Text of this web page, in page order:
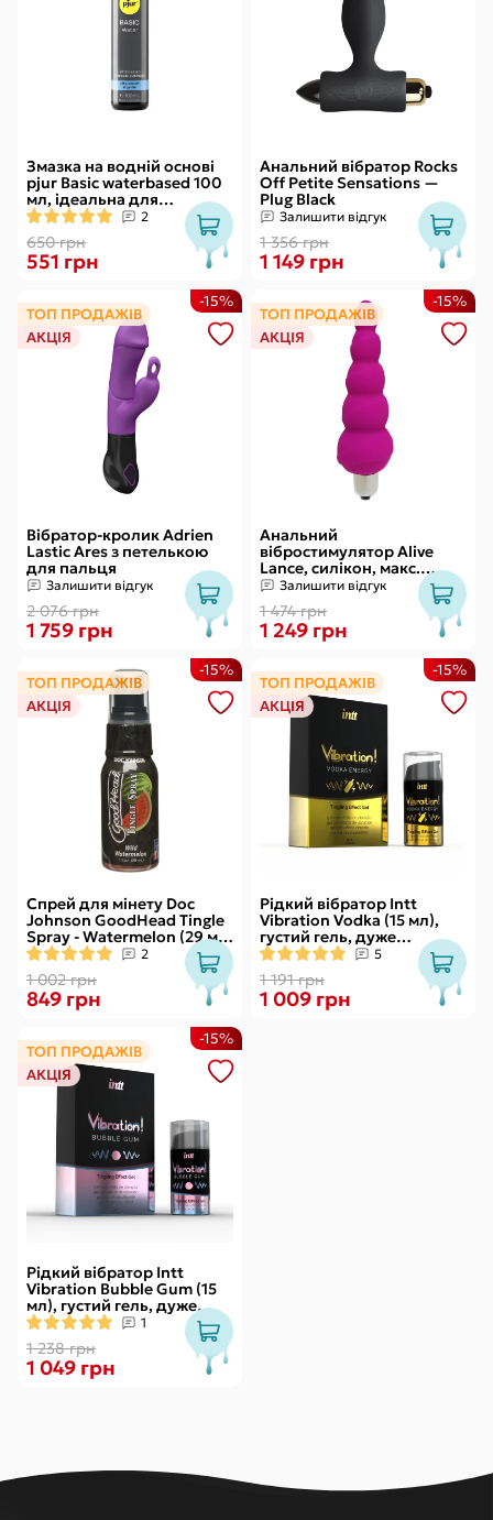
Змазка на водній основі
pjur Basic waterbased 100
мл, ідеальна для
новачків, найкраща ціна/
якість
2
650 грн
551 грн
Анальний вібратор Rocks
Off Petite Sensations —
Plug Black
Залишити відгук
1 356 грн
1 149 грн
ТОП ПРОДАЖІВ
АКЦІЯ
Вібратор-кролик Adrien
Lastic Ares з петелькою
для пальця
Залишити відгук
2 076 грн
-15%
1 759 грн
ТОП ПРОДАЖІВ
АКЦІЯ
Анальний
вібростимулятор Alive
Lance, силікон, макс.
діаметр 2,9 см
(передостання кулька)
Залишити відгук
1 474 грн
-15%
1 249 грн
ТОП ПРОДАЖІВ
АКЦІЯ
Спрей для мінету Doc
Johnson GoodHead Tingle
Spray - Watermelon (29 мл)
зі стимулювальним
ефектом
2
1 002 грн
-15%
849 грн
ТОП ПРОДАЖІВ
АКЦІЯ
Рідкий вібратор Intt
Vibration Vodka (15 мл),
густий гель, дуже
смачний, діє до 30 хвилин
5
1 191 грн
-15%
1 009 грн
ТОП ПРОДАЖІВ
АКЦІЯ
Рідкий вібратор Intt
Vibration Bubble Gum (15
мл), густий гель, дуже
смачний, діє до 30 хвилин
1
1 238 грн
-15%
1 049 грн